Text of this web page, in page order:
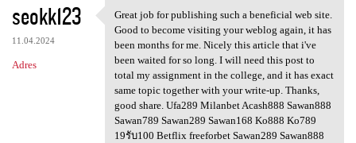
seokk123
11.04.2024
Adres
Great job for publishing such
Great job for publishing such a beneficial web site.
Good to become visiting your weblog again, it has
been months for me. Nicely this article that i've
been waited for so long. I will need this post to
total my assignment in the college, and it has exact
same topic together with your write-up. Thanks,
good share. Ufa289 Milanbet Acash888 Sawan888
Sawan789 Sawan289 Sawan168 Ko888 Ko789
19รับ100 Betflix freeforbet Sawan289 Sawan888